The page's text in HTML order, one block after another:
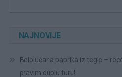
NAJNOVIJE
Belolučana paprika iz tegle –
pravim duplu turu!